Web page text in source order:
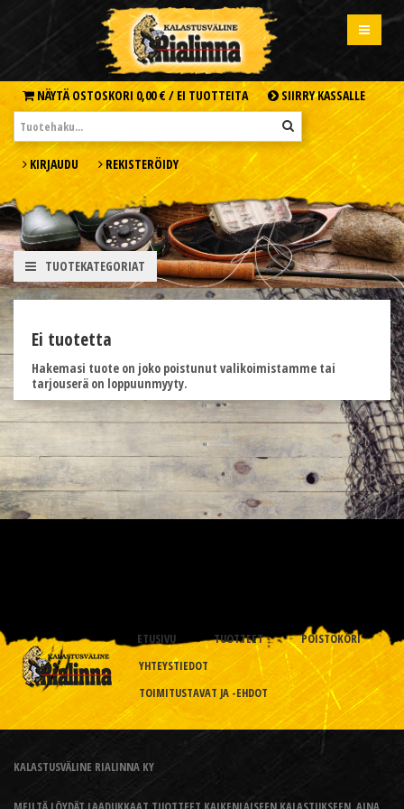
NÄYTÄ OSTOSKORI 0,00 € / EI TUOTTEITA SIIRRY KASSALLE
KIRJAUDU REKISTERÖIDY
TUOTEKATEGORIAT
Ei tuotetta
Hakemasi tuote on joko poistunut valikoimistamme tai
tarjouserä on loppuunmyyty.
ETUSIVU TUOTTEET
POISTOKORI
YHTEYSTIEDOT
TOIMITUSTAVAT JA -EHDOT
KALASTUSVÄLINE RIALINNA KY